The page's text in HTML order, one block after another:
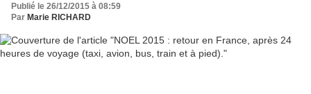
Publié le 26/12/2015 à 08:59
Par Marie RICHARD